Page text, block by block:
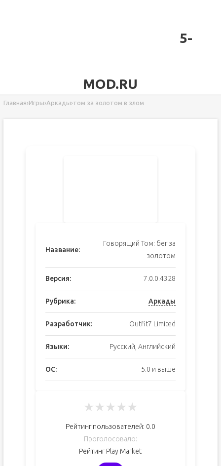
5-
MOD.RU
Главная›Игры›Аркады›том за золотом в злом
Название:
Говорящий Том: бег за
золотом
Версия: 7.0.0.4328
Рубрика: Аркады
Разработчик: Outfit7 Limited
Языки: Русский, Английский
ОС: 5.0 и выше
★★★★★
Рейтинг пользователей: 0.0
Проголосовало:
Рейтинг Play Market